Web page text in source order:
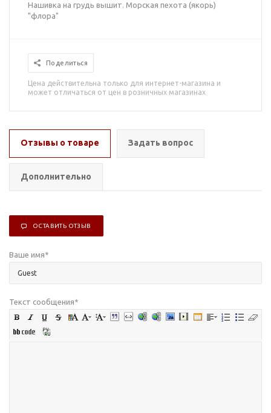
Нашивка на грудь вышит. Морская пехота (якорь)
"флора"
Поделиться
Цена действительна только для интернет-магазина и
может отличаться от цен в розничных магазинах
Отзывы о товаре Задать вопрос
Дополнительно
ОСТАВИТЬ ОТЗЫВ
Ваше имя*
Текст сообщения*